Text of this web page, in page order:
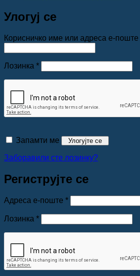
Улогуј се
Корисничко име или адреса е-поште
Лозинка *Обавезно
Запамти ме Улогујте се
Заборавили сте лозинку?
Региструјте се
Адреса е-поште *Обавезно
Лозинка *Обавезно